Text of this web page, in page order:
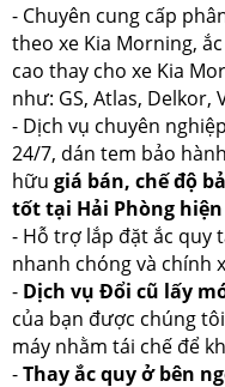
- Chuyên cung cấp
theo xe Kia Morning,
cao thay cho xe Kia
như: GS, Atlas, Delkor,
- Dịch vụ chuyên
24/7, dán tem bảo
hữu giá bán, chế độ
tốt tại Hải Phòng
- Hỗ trợ lắp đặt ắc quy
nhanh chóng và chính
- Dịch vụ Đổi cũ lấy
của bạn được chúng
máy nhằm tái chế để
-Thay ắc quy ở bên